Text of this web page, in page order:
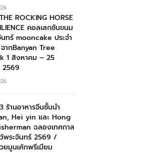
ROCKING HORSE
คอลเลกชันขนม
นทร์ mooncake ประจำ
ากBanyan Tree
1 สิงหาคม – 25
2569
ร้านอาหารจีนชั้นนำ
Hei yin และ Hong
ฉลองเทศกาล
พระจันทร์ 2569 /
มูนเค้กพรีเมียม